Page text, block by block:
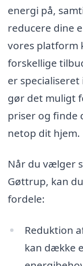
energi på,
reducere dine
vores platform
forskellige
er
gør det muligt
priser og finde
netop dit hjem.
Når du vælger
Gøttrup, kan
fordele:
Reduktion
kan dække